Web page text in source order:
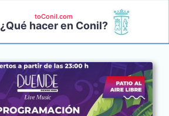
toConil.com
¿Qué hacer en Conil?